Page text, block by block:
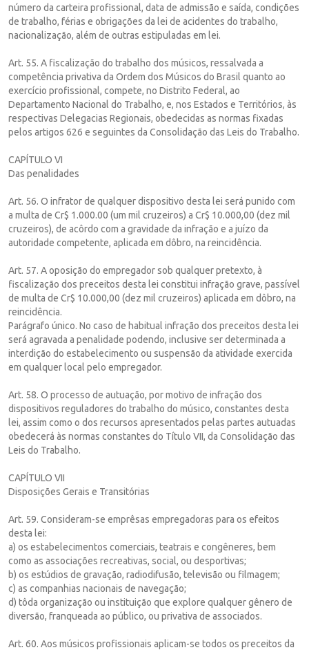
número da carteira profissional, data de admissão e saída, condições
de trabalho, férias e obrigações da lei de acidentes do trabalho,
nacionalização, além de outras estipuladas em lei.
Art. 55. A fiscalização do trabalho dos músicos, ressalvada a
competência privativa da Ordem dos Músicos do Brasil quanto ao
exercício profissional, compete, no Distrito Federal, ao
Departamento Nacional do Trabalho, e, nos Estados e Territórios, às
respectivas Delegacias Regionais, obedecidas as normas fixadas
pelos artigos 626 e seguintes da Consolidação das Leis do Trabalho.
CAPÍTULO VI
Das penalidades
Art. 56. O infrator de qualquer dispositivo desta lei será punido com
a multa de Cr$ 1.000.00 (um mil cruzeiros) a Cr$ 10.000,00 (dez mil
cruzeiros), de acôrdo com a gravidade da infração e a juízo da
autoridade competente, aplicada em dôbro, na reincidência.
Art. 57. A oposição do empregador sob qualquer pretexto, à
fiscalização dos preceitos desta lei constitui infração grave, passível
de multa de Cr$ 10.000,00 (dez mil cruzeiros) aplicada em dôbro, na
reincidência.
Parágrafo único. No caso de habitual infração dos preceitos desta lei
será agravada a penalidade podendo, inclusive ser determinada a
interdição do estabelecimento ou suspensão da atividade exercida
em qualquer local pelo empregador.
Art. 58. O processo de autuação, por motivo de infração dos
dispositivos reguladores do trabalho do músico, constantes desta
lei, assim como o dos recursos apresentados pelas partes autuadas
obedecerá às normas constantes do Título VII, da Consolidação das
Leis do Trabalho.
CAPÍTULO VII
Disposições Gerais e Transitórias
Art. 59. Consideram-se emprêsas empregadoras para os efeitos
desta lei:
a) os estabelecimentos comerciais, teatrais e congêneres, bem
como as associações recreativas, social, ou desportivas;
b) os estúdios de gravação, radiodifusão, televisão ou filmagem;
c) as companhias nacionais de navegação;
d) tôda organização ou instituição que explore qualquer gênero de
diversão, franqueada ao público, ou privativa de associados.
Art. 60. Aos músicos profissionais aplicam-se todos os preceitos da